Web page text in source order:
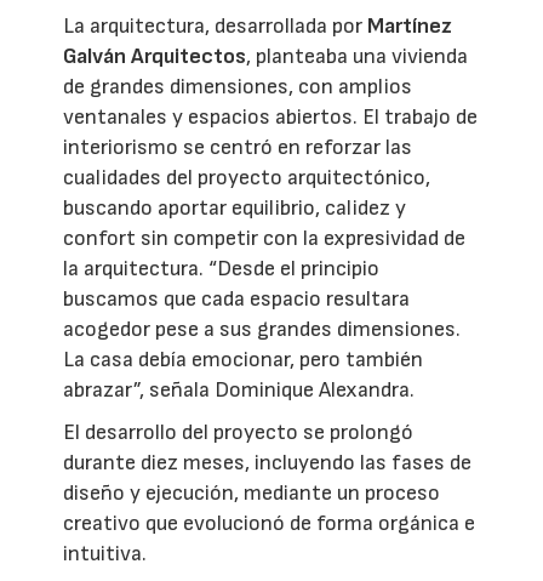
La arquitectura, desarrollada por Martínez
Galván Arquitectos, planteaba una vivienda
de grandes dimensiones, con amplios
ventanales y espacios abiertos. El trabajo de
interiorismo se centró en reforzar las
cualidades del proyecto arquitectónico,
buscando aportar equilibrio, calidez y
confort sin competir con la expresividad de
la arquitectura. “Desde el principio
buscamos que cada espacio resultara
acogedor pese a sus grandes dimensiones.
La casa debía emocionar, pero también
abrazar”, señala Dominique Alexandra.
El desarrollo del proyecto se prolongó
durante diez meses, incluyendo las fases de
diseño y ejecución, mediante un proceso
creativo que evolucionó de forma orgánica e
intuitiva.